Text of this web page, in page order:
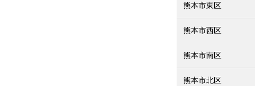
熊本市東区
熊本市西区
熊本市南区
熊本市北区